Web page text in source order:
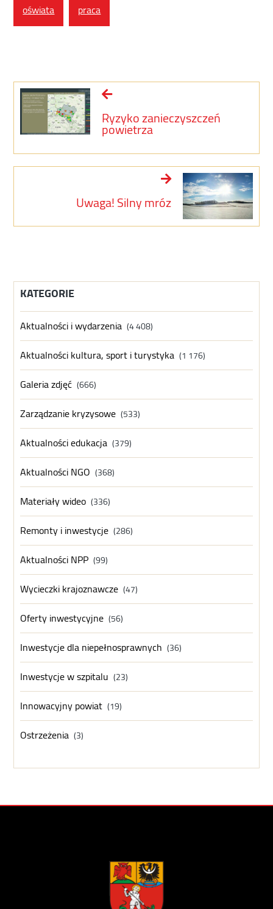
oświata praca
Ryzyko zanieczyszczeń
powietrza
Uwaga! Silny mróz
KATEGORIE
Aktualności i wydarzenia (4 408)
Aktualności kultura, sport i turystyka (1 176)
Galeria zdjęć (666)
Zarządzanie kryzysowe (533)
Aktualności edukacja (379)
Aktualności NGO (368)
Materiały wideo (336)
Remonty i inwestycje (286)
Aktualności NPP (99)
Wycieczki krajoznawcze (47)
Oferty inwestycyjne (56)
Inwestycje dla niepełnosprawnych (36)
Inwestycje w szpitalu (23)
Innowacyjny powiat (19)
Ostrzeżenia (3)